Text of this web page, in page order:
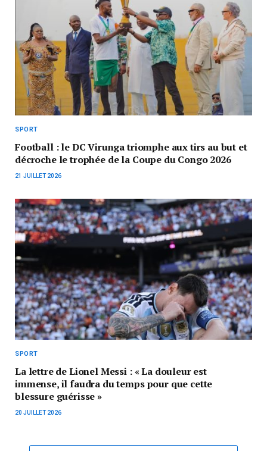
SPORT
Football : le DC Virunga triomphe aux tirs au but et
décroche le trophée de la Coupe du Congo 2026
21 JUILLET 2026
SPORT
La lettre de Lionel Messi : « La douleur est
immense, il faudra du temps pour que cette
blessure guérisse »
20 JUILLET 2026